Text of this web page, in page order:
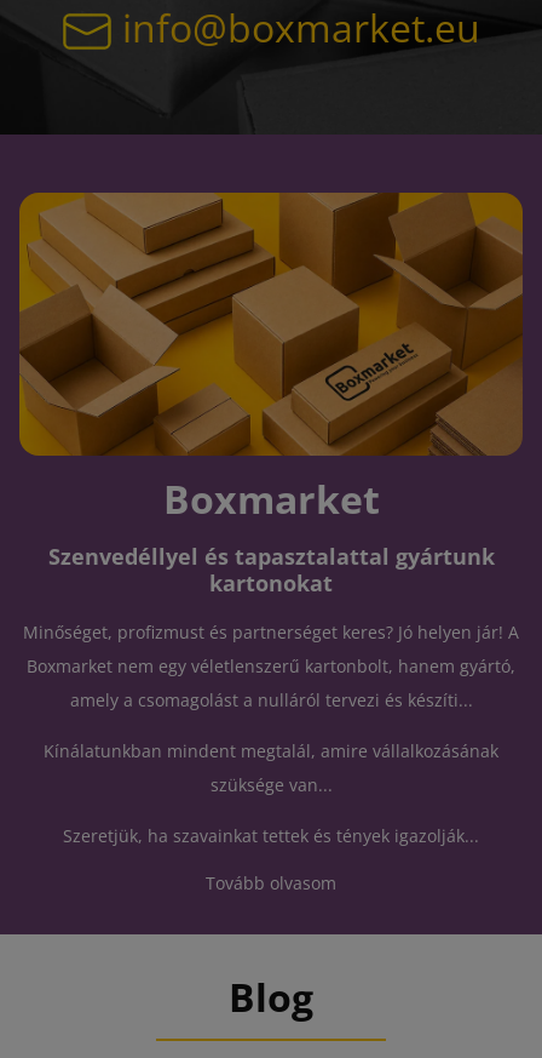
info@boxmarket.eu
Boxmarket
Szenvedéllyel és tapasztalattal gyártunk
kartonokat
Minőséget, profizmust és partnerséget keres? Jó helyen jár! A
Boxmarket nem egy véletlenszerű kartonbolt, hanem gyártó,
amely a csomagolást a nulláról tervezi és készíti...
Kínálatunkban mindent megtalál, amire vállalkozásának
szüksége van...
Szeretjük, ha szavainkat tettek és tények igazolják...
Tovább olvasom
Blog